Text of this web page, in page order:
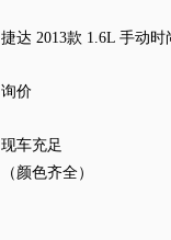
捷达 2013款 1.6L 手动时
询价
现车充足
（颜色齐全）